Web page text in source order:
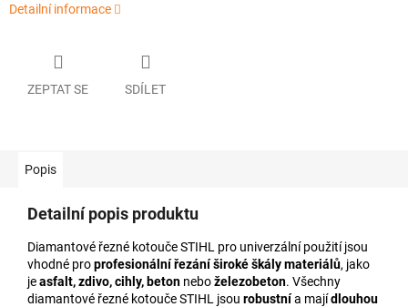
Detailní informace
ZEPTAT SE SDÍLET
Popis
Detailní popis produktu
Diamantové řezné kotouče STIHL pro univerzální použití jsou
vhodné proprofesionální řezáníširoké škály materiálů, jako
jeasfalt, zdivo, cihly, beton neboželezobeton. Všechny
diamantové řezné kotouče STIHL jsou robustnía majídlouhou